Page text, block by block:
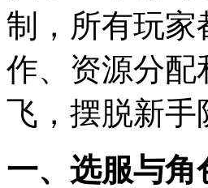
制，所有玩家
作、资源分配
飞，摆脱新手
一、选服与角